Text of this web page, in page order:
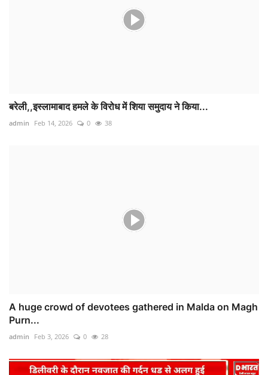
बरेली,,इस्लामाबाद हमले के विरोध में शिया समुदाय ने किया...
admin Feb 14, 2026 0 38
A huge crowd of devotees gathered in Malda on Magh
Purn...
admin Feb 3, 2026 0 28